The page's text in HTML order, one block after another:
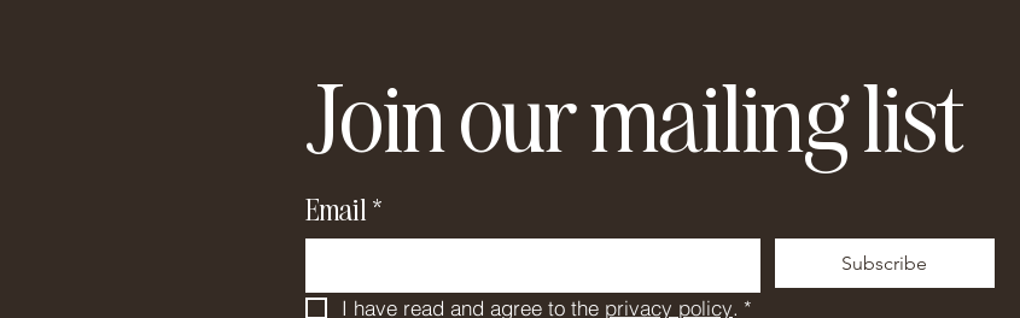
Join our mailing list
Email *
Subscribe
I have read and agree to the privacy policy. *